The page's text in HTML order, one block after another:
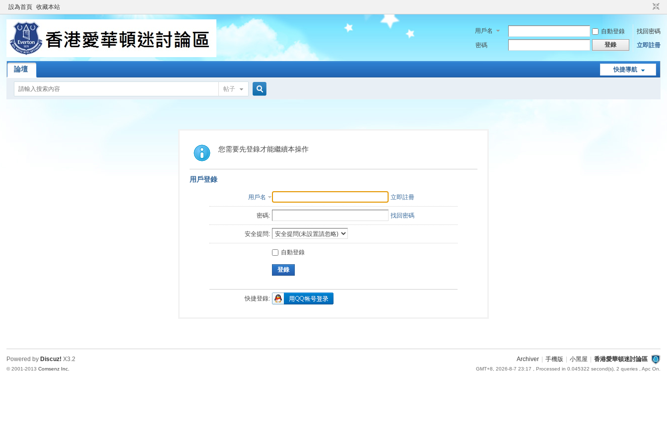
設為首頁 收藏本站
用戶名 自動登錄
找回密碼
密碼
登錄 立即註冊
快捷導航
論壇
帖子
索
您需要先登錄才能繼續本操作
用戶登錄
用戶名 立即註冊
密碼: 找回密碼
安全提問:
自動登錄
登錄
快捷登錄:
Archiver 手機版 小黑屋 香港愛華頓迷討論區
GMT+8, 2026-8-7 23:17 , Processed in 0.045322 second(s), 2 queries , Apc On.
Powered by Discuz! X3.2
© 2001-2013Comsenz Inc.